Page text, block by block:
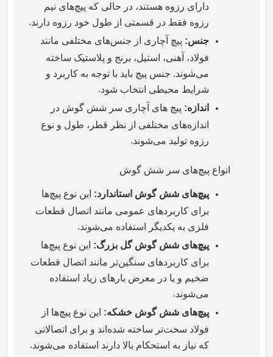
دارای رزوه هستند، در حالی که پیچ‌های نیم
رزوه فقط در قسمتی از طول خود رزوه دارند.
جنس: پیچ آچاری از جنس‌های مختلفی مانند
فولاد، آهنی، استیل، برنج و پلاستیک ساخته
می‌شوند. جنس پیچ باید با توجه به کاربرد و
شرایط محیطی انتخاب شود.
اندازه: پیچ‌ های آچاری سر شش گوش در
اندازه‌های مختلفی از نظر قطر، طول و نوع
رزوه تولید می‌شوند.
انواع پیچ‌های سر شش گوش
پیچ‌های شش گوش استاندارد: این نوع پیچ‌ها
برای کاربردهای عمومی مانند اتصال قطعات
فلزی به یکدیگر استفاده می‌شوند.
پیچ‌های شش گوش گل بزرگ: این نوع پیچ‌ها
برای کاربردهای سنگین‌تر مانند اتصال قطعات
ضخیم و یا در معرض بارهای زیاد استفاده
می‌شوند.
پیچ‌های شش گوش خشکه: این نوع پیچ‌ها از
فولاد سخت‌تر ساخته شده‌اند و برای اتصالاتی
که نیاز به استحکام بالا دارند استفاده می‌شوند.